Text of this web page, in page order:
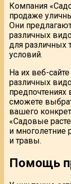
Компания
продаже
Они
различных
для различных
условий.
На их веб-
различных
сможете
вашего
«Садовые
и многолетние
и травы.
Помощь